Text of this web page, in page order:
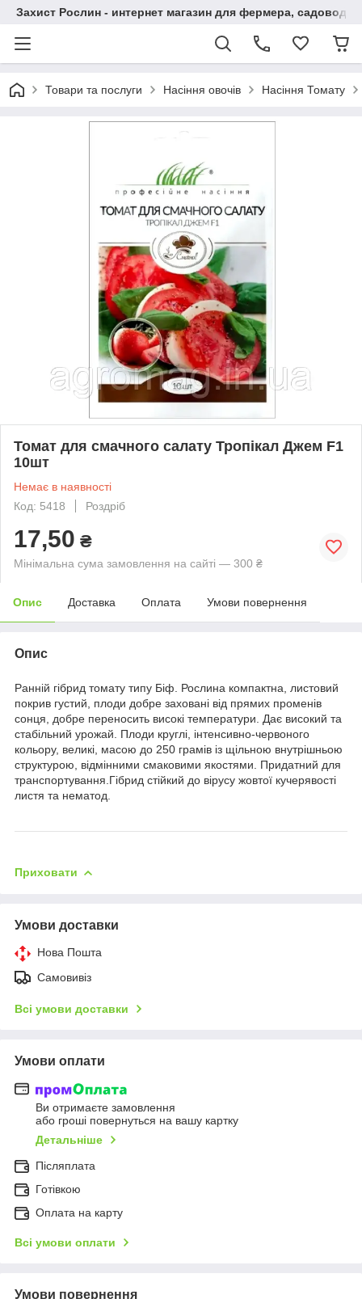
Захист Рослин - интернет магазин для фермера,
Товари та послуги Насіння овочів Насіння Томату
Томат для смачного салату Тропікал Джем F1
10шт
Немає в наявності
Код: 5418
Роздріб
17,50 ₴
Мінімальна сума замовлення на сайті — 300 ₴
Опис Доставка Оплата Умови повернення
Опис
Ранній гібрид томату типу Біф. Рослина компактна, листовий
покрив густий, плоди добре заховані від прямих променів
сонця, добре переносить високі температури. Дає високий та
стабільний урожай. Плоди круглі, інтенсивно-червоного
кольору, великі, масою до 250 грамів із щільною внутрішньою
структурою, відмінними смаковими якостями. Придатний для
транспортування.Гібрид стійкий до вірусу жовтої кучерявості
листя та нематод.
Приховати
Умови доставки
Нова Пошта
Самовивіз
Всі умови доставки
Умови оплати
Ви отримаєте замовлення
або гроші повернуться на вашу картку
Детальніше
Післяплата
Готівкою
Оплата на карту
Всі умови оплати
Умови повернення